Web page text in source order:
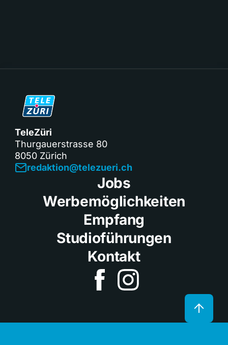
TeleZüri
Thurgauerstrasse 80
8050 Zürich
redaktion@telezueri.ch
Jobs
Werbemöglichkeiten
Empfang
Studioführungen
Kontakt